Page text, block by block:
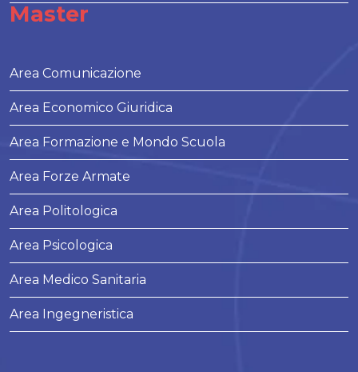
Master
Area Comunicazione
Area Economico Giuridica
Area Formazione e Mondo Scuola
Area Forze Armate
Area Politologica
Area Psicologica
Area Medico Sanitaria
Area Ingegneristica